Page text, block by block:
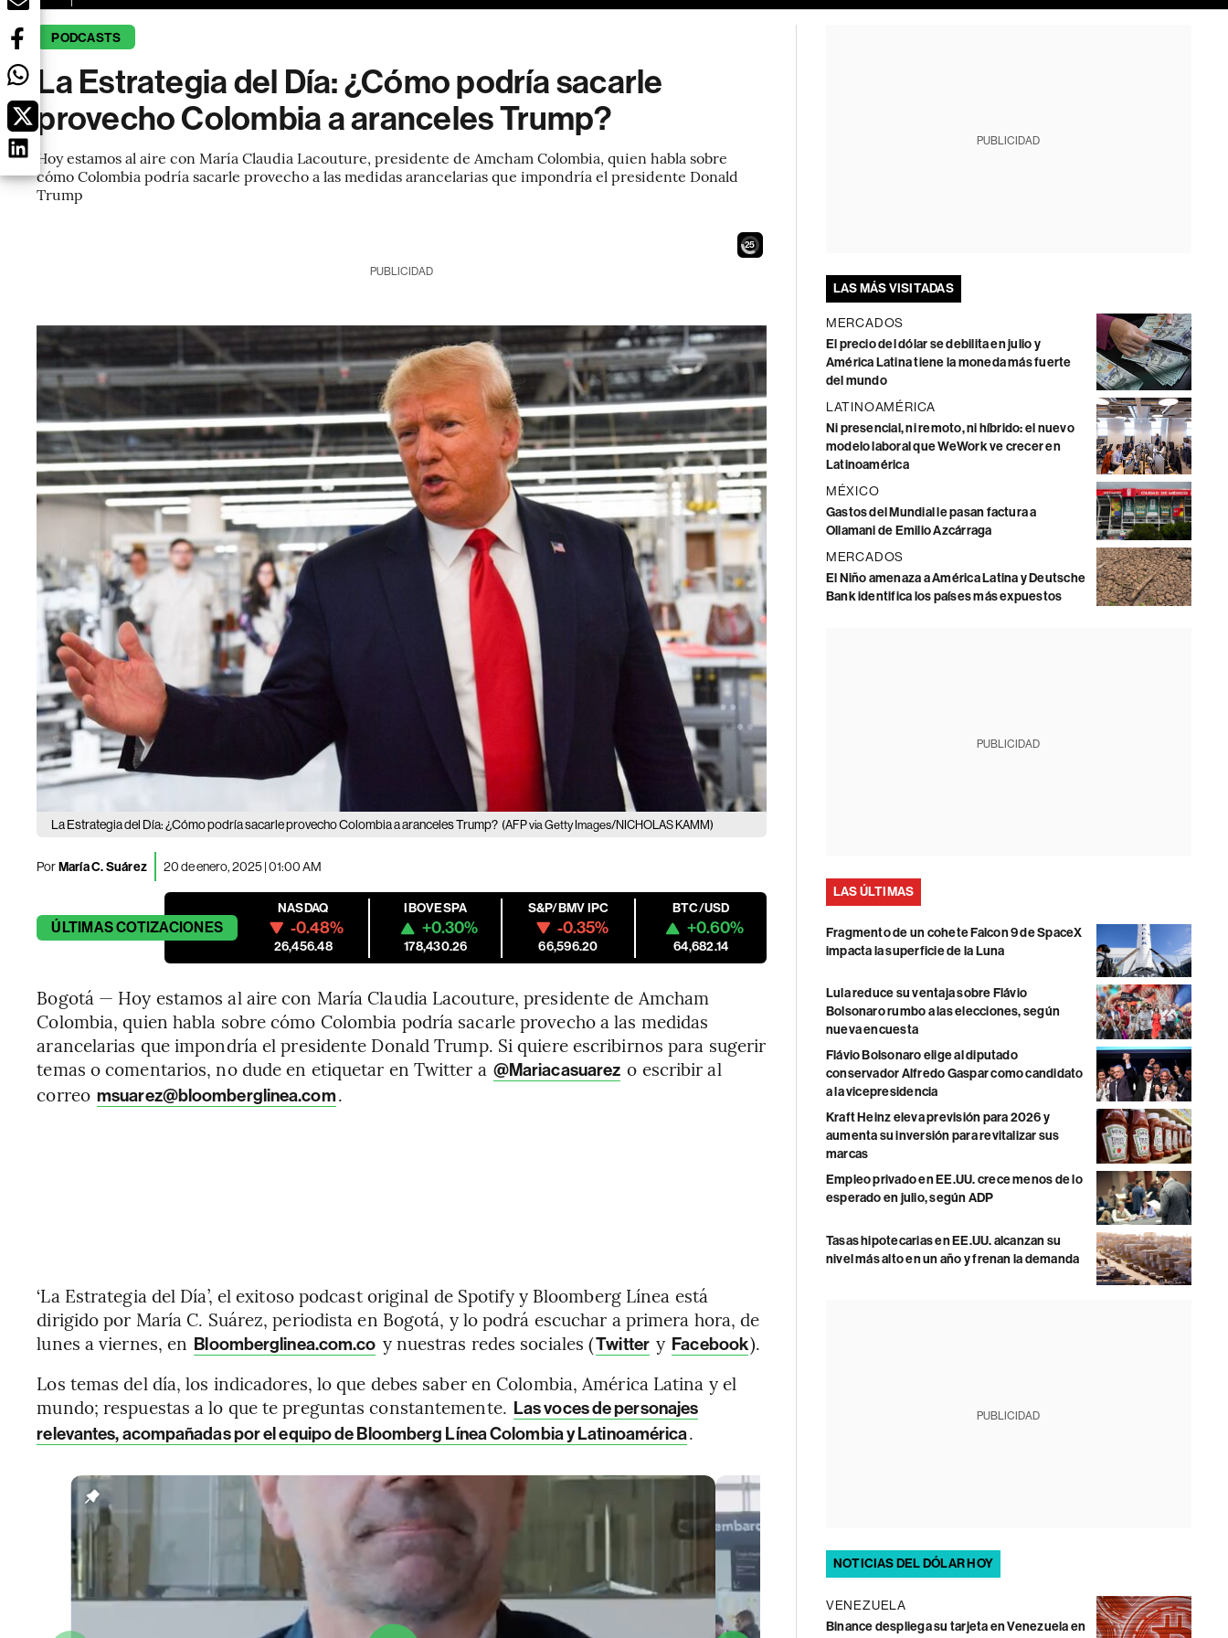
PODCASTS
La Estrategia del Día: ¿Cómo podría sacarle
provecho Colombia a aranceles Trump?
Hoy estamos al aire con María Claudia Lacouture, presidente de Amcham Colombia, quien habla sobre
cómo Colombia podría sacarle provecho a las medidas arancelarias que impondría el presidente Donald
Trump
23
PUBLICIDAD
La Estrategia del Día: ¿Cómo podría sacarle provecho Colombia a aranceles Trump? (AFP via Getty Images/NICHOLAS KAMM)
PorMaría C. Suárez 20 de enero, 2025 | 01:00 AM
ÚLTIMASCOTIZACIONES
NASDAQ
-0.48%
26,456.48
IBOVESPA
+0.30%
178,430.26
S&P/BMV IPC
-0.35%
66,596.20
BTC/USD
+0.60%
64,682.14
Bogotá — Hoy estamos al aire con María Claudia Lacouture, presidente de Amcham
Colombia, quien habla sobre cómo Colombia podría sacarle provecho a las medidas
arancelarias que impondría el presidente Donald Trump. Si quiere escribirnos para sugerir
temas o comentarios, no dude en etiquetar en Twitter a @Mariacasuarez o escribir al
correo msuarez@bloomberglinea.com.
‘La Estrategia del Día’, el exitoso podcast original de Spotify y Bloomberg Línea está
dirigido por María C. Suárez, periodista en Bogotá, y lo podrá escuchar a primera hora, de
lunes a viernes, en Bloomberglinea.com.co y nuestras redes sociales (Twitter y Facebook).
Los temas del día, los indicadores, lo que debes saber en Colombia, América Latina y el
mundo; respuestas a lo que te preguntas constantemente. Las voces de personajes
relevantes, acompañadas por el equipo de Bloomberg Línea Colombia y Latinoamérica.
PUBLICIDAD
LAS MÁS VISITADAS
MERCADOS
El precio del dólar se debilita en julio y
América Latina tiene la moneda más fuerte
del mundo
LATINOAMÉRICA
Ni presencial, ni remoto, ni híbrido: el nuevo
modelo laboral que WeWork ve crecer en
Latinoamérica
MÉXICO
Gastos del Mundial le pasan factura a
Ollamani de Emilio Azcárraga
MERCADOS
El Niño amenaza a América Latina y Deutsche
Bank identifica los países más expuestos
PUBLICIDAD
LAS ÚLTIMAS
Fragmento de un cohete Falcon 9 de SpaceX
impacta la superficie de la Luna
Lula reduce su ventaja sobre Flávio
Bolsonaro rumbo a las elecciones, según
nueva encuesta
Flávio Bolsonaro elige al diputado
conservador Alfredo Gaspar como candidato
a la vicepresidencia
Kraft Heinz eleva previsión para 2026 y
aumenta su inversión para revitalizar sus
marcas
Empleo privado en EE.UU. crece menos de lo
esperado en julio, según ADP
Tasas hipotecarias en EE.UU. alcanzan su
nivel más alto en un año y frenan la demanda
PUBLICIDAD
NOTICIAS DEL DÓLAR HOY
VENEZUELA
Binance despliega su tarjeta en Venezuela en